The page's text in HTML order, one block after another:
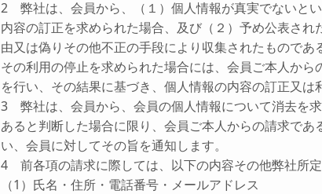
2 弊社は、会員から、（１）個人情報が真実でないと
内容の訂正を求められた場合、及び（２）予め公表さ
由又は偽りその他不正の手段により収集されたもので
その利用の停止を求められた場合には、会員ご本人か
を行い、その結果に基づき、個人情報の内容の訂正又は
3 弊社は、会員から、会員の個人情報について消去を
あると判断した場合に限り、会員ご本人からの請求で
い、会員に対してその旨を通知します。
4 前各項の請求に際しては、以下の内容その他弊社所定
（1）氏名・住所・電話番号・メールアドレス